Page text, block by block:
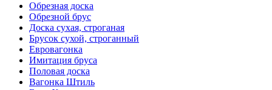
Обрезная доска
Обрезной брус
Доска сухая, строганая
Брусок сухой, строганный
Евровагонка
Имитация бруса
Половая доска
Вагонка Штиль